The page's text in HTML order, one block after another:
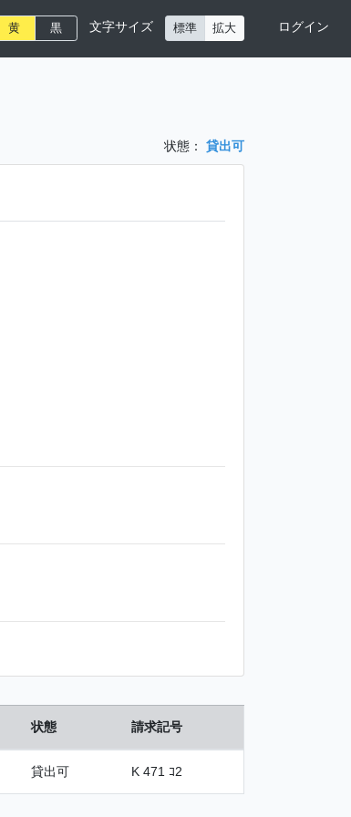
黄 黒 文字サイズ 標準 拡大 ログイン
状態： 貸出可
状態 請求記号
貸出可 K 471 ｺ2